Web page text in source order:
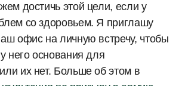
достичь этой цели, если у
со здоровьем. Я приглашу
офис на личную встречу, чтобы
него основания для
их нет. Больше об этом в